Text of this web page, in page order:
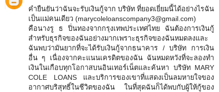
คำยืนยันว่าฉันจะรับเงินกู้จาก บริษัท ที่ยอดเยี่ยมนี้ได้อย่างไรฉัน
เป็นแม่คนเดียว (marycoleloanscompany3@gmail.com)
คือนางรู ธ ปิ่นทองจากกรุงเทพประเทศไทย ฉันต้องการเงินกู้
สำหรับธุรกิจของฉันอย่างมากเพราะธุรกิจของฉันหมดลงและ
ฉันพบว่ามันยากที่จะได้รับเงินกู้จากธนาคาร / บริษัท การเงิน
อื่น ๆ เนื่องจากคะแนนเครดิตของฉัน ฉันหมดหวังที่จะลองทำ
เงินในเกือบทุกโอกาสบนอินเทอร์เน็ตและค้นหา บริษัท MARY
COLE LOANS และบริการของเขาที่แสดงเป็นลมหายใจของ
อากาศบริสุทธิ์ในชีวิตของฉัน ในที่สุดฉันก็ได้พบกับผู้ให้กู้ของ